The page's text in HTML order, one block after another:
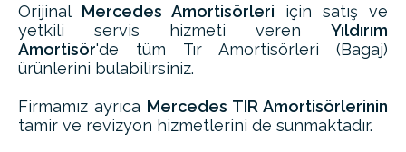
Orijinal Mercedes Amortisörleri için satış ve
yetkili servis hizmeti veren Yıldırım
Amortisör'de tüm Tır Amortisörleri (Bagaj)
ürünlerini bulabilirsiniz.
Firmamız ayrıca Mercedes TIR Amortisörlerinin
tamir ve revizyon hizmetlerini de sunmaktadır.